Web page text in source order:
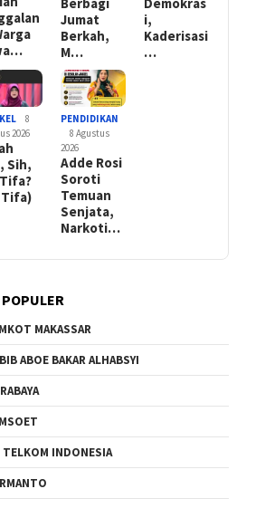
Jumat
Berkah,
M…
i,
Kaderisasi
…
8
2026
Sih,
PENDIDIKAN
8 Agustus
2026
Adde Rosi
Soroti
Temuan
Senjata,
Narkoti…
MAKASSAR
ABOE BAKAR ALHABSYI
INDONESIA